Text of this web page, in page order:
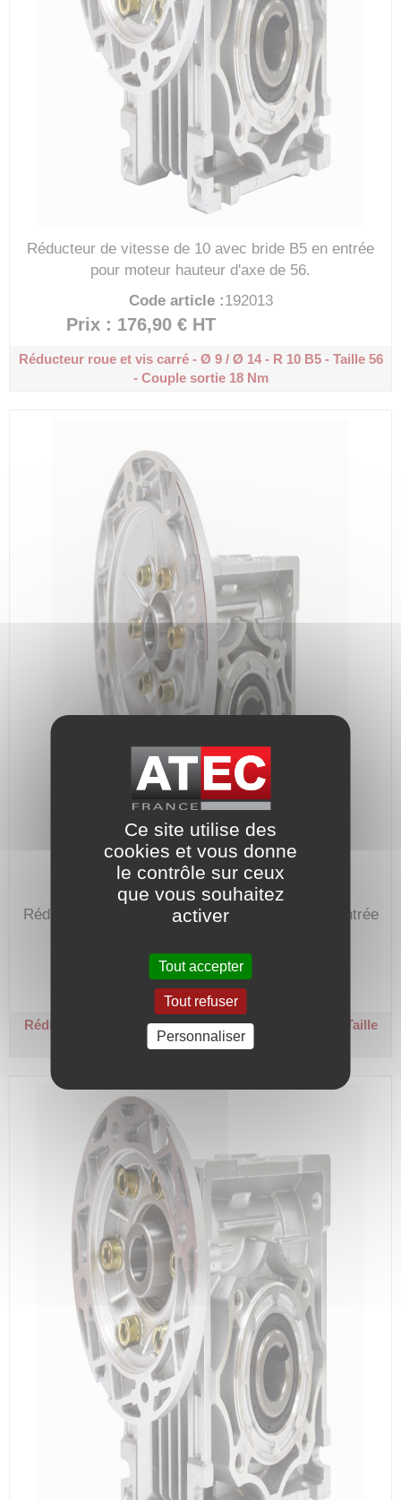
Réducteur de vitesse de 10 avec bride B5 en entrée
pour moteur hauteur d'axe de 56.
Code article :192013
Prix : 176,90 € HT
Réducteur roue et vis carré - Ø 9 / Ø 14 - R 10B5 - Taille 56
- Couple sortie 18 Nm
Réducteur de vitesse de 10 avec bride B14 en entrée
Code article :192011
Prix : 176,90 €HT
Réducteur roue et vis carré - Ø 9 / Ø 14 - R 10
B14 - Taille
56 - Couple sortie 18 Nm
Ce site utilise des
cookies et vous donne
le contrôle sur ceux
que vous souhaitez
activer
Tout accepter
Tout refuser
Personnaliser